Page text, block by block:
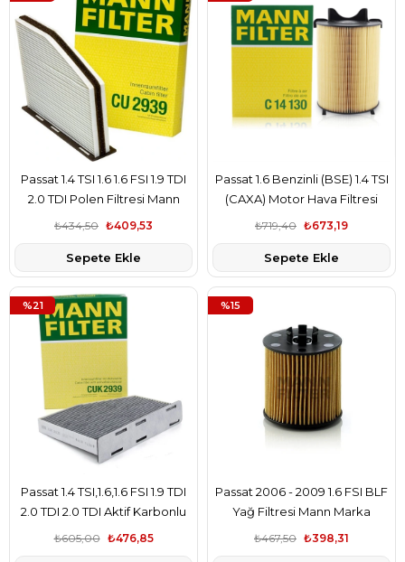
Passat 1.4 TSI 1.6 1.6 FSI 1.9 TDI
2.0 TDI Polen Filtresi Mann
Marka₺409,53
₺434,50
Sepete Ekle
Passat 1.6 Benzinli (BSE) 1.4 TSI
(CAXA) Motor Hava Filtresi
Mann₺673,19
₺719,40
Sepete Ekle
Passat 1.4 TSI,1.6,1.6 FSI 1.9 TDI
2.0 TDI 2.0 TDI Aktif Karbonlu
Polen Filtresi Mann Marka
₺476,85
₺605,00
%21
Passat 2006 - 2009 1.6 FSI BLF
Yağ Filtresi Mann Marka
₺398,31
₺467,50
%15